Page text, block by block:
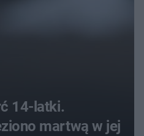
14-latki.
martwą w jej